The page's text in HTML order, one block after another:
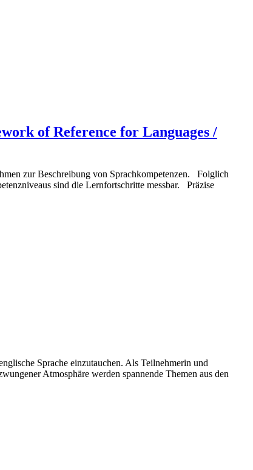
of Reference for Languages /
zur Beschreibung von Sprachkompetenzen. Folglich
sind die Lernfortschritte messbar. Präzise
Sprache einzutauchen. Als Teilnehmerin und
Atmosphäre werden spannende Themen aus den